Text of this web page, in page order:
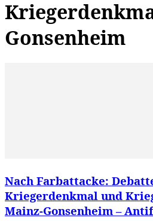
Gonsenheim
Nach Farbattacke:
Kriegerdenkmal und
Mainz-Gonsenheim –